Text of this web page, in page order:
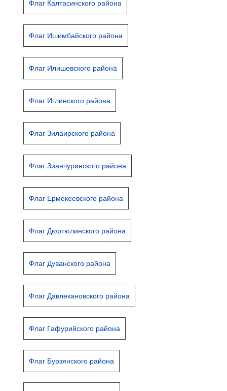
Флаг Калтасинского района
Флаг Ишимбайского района
Флаг Илишевского района
Флаг Иглинского района
Флаг Зилаирского района
Флаг Зианчуринского района
Флаг Ермекеевского района
Флаг Дюртюлинского района
Флаг Дуванского района
Флаг Давлекановского района
Флаг Гафурийского района
Флаг Бурзянского района